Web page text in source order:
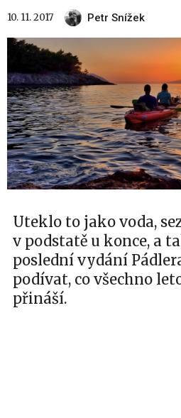
10. 11. 2017 Petr Snížek
Uteklo to jako voda,
v podstatě u konce, a
poslední vydání
podívat, co všechno
přináší.